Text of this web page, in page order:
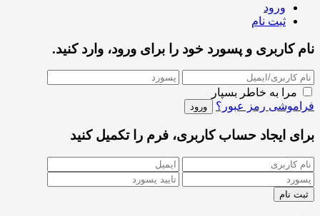
ورود
ثبت نام
نام کاربری و پسورد خود را برای ورود، وارد کنید.
مرا به خاطر بسپار
فراموشی رمز عبور؟
برای ایجاد حساب کاربری، فرم را تکمیل کنید